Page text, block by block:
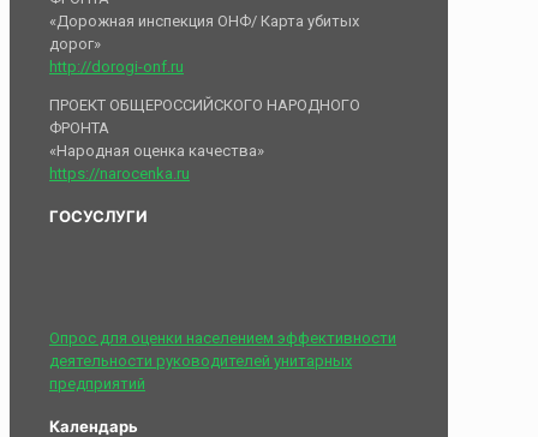
«Дорожная инспекция ОНФ/ Карта убитых
дорог»
http://dorogi-onf.ru
ПРОЕКТ ОБЩЕРОССИЙСКОГО НАРОДНОГО
ФРОНТА
«Народная оценка качества»
https://narocenka.ru
ГОСУСЛУГИ
Опрос для оценки населением эффективности
деятельности руководителей унитарных
предприятий
Календарь